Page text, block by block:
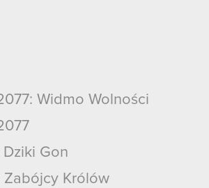
Widmo Wolności
Gon
Zabójcy Królów